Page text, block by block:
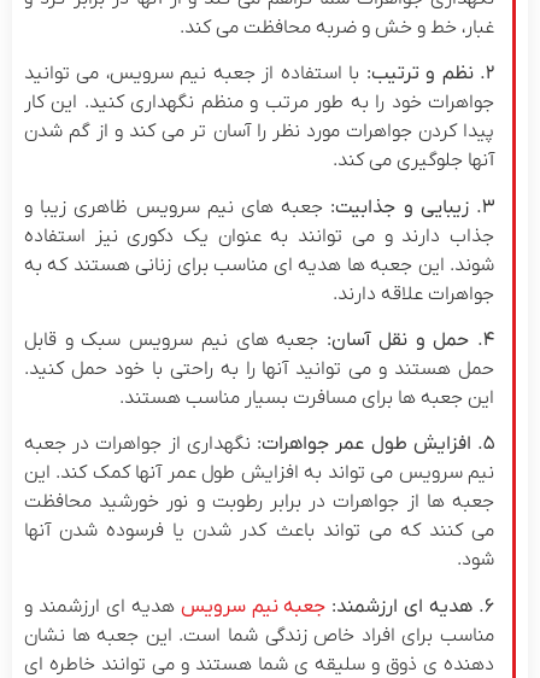
غبار، خط و خش و ضربه محافظت می کند.
با استفاده از جعبه نیم سرویس، می توانید
جواهرات خود را به طور مرتب و منظم نگهداری کنید. این کار
پیدا کردن جواهرات مورد نظر را آسان تر می کند و از گم شدن
آنها جلوگیری می کند.
جعبه های نیم سرویس ظاهری زیبا و
جذاب دارند و می توانند به عنوان یک دکوری نیز استفاده
شوند. این جعبه ها هدیه ای مناسب برای زنانی هستند که به
جواهرات علاقه دارند.
جعبه های نیم سرویس سبک و قابل
حمل هستند و می توانید آنها را به راحتی با خود حمل کنید.
این جعبه ها برای مسافرت بسیار مناسب هستند.
نگهداری از جواهرات در جعبه
نیم سرویس می تواند به افزایش طول عمر آنها کمک کند. این
جعبه ها از جواهرات در برابر رطوبت و نور خورشید محافظت
می کنند که می تواند باعث کدر شدن یا فرسوده شدن آنها
شود.
جعبه نیم سرویسهدیه ای ارزشمند و
مناسب برای افراد خاص زندگی شما است. این جعبه ها نشان
دهنده ی ذوق و سلیقه ی شما هستند و می توانند خاطره ای